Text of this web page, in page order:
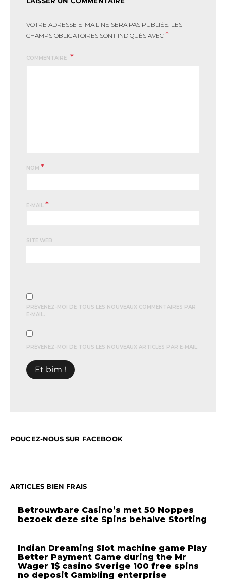
VOTRE ADRESSE E-MAIL NE SERA PAS PUBLIÉE. LES
CHAMPS OBLIGATOIRES SONT INDIQUÉS AVEC *
COMMENTAIRE
NOM *
E-MAIL *
SITE WEB
PRÉVENEZ-MOI DE TOUS LES NOUVEAUX COMMENTAIRES PAR
E-MAIL.
PRÉVENEZ-MOI DE TOUS LES NOUVEAUX ARTICLES PAR E-MAIL.
POUCEZ-NOUS SUR FACEBOOK
ARTICLES BIEN FRAIS
Betrouwbare Casino’s met 50 Noppes
bezoek deze site Spins behalve Storting
Indian Dreaming Slot machine game Play
Better Payment Game during the Mr
Wager 1$ casino Sverige 100 free spins
no deposit Gambling enterprise